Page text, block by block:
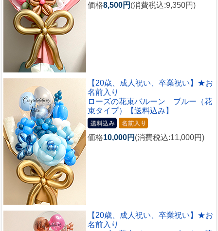
価格8,500円 (消費税込:9,350円)
【20歳、成人祝い、卒業祝い】★お
名前入り
ローズの花束バルーン ブルー（花
束タイプ）【送料込み】
価格10,000円 (消費税込:11,000円)
【20歳、成人祝い、卒業祝い】★お
名前入り